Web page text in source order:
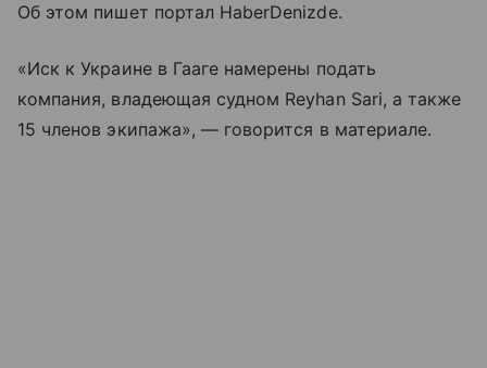
Об этом пишет портал HaberDenizde.
«Иск к Украине в Гааге намерены подать
компания, владеющая судном Reyhan Sari, а также
15 членов экипажа», — говорится в материале.